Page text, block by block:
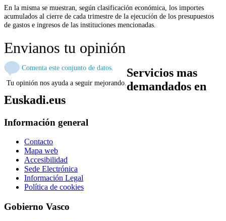
En la misma se muestran, según clasificación económica, los importes
acumulados al cierre de cada trimestre de la ejecución de los presupuestos
de gastos e ingresos de las instituciones mencionadas.
Envianos tu opinión
Comenta este conjunto de datos.
Tu opinión nos ayuda a seguir mejorando.
Servicios mas
demandados en
Euskadi.eus
Información general
Contacto
Mapa web
Accesibilidad
Sede Electrónica
Información Legal
Política de cookies
Gobierno Vasco